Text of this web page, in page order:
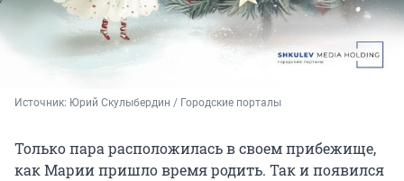
Источник: Юрий Скулыбердин / Городские порталы
Только пара расположилась в своем прибежище,
как Марии пришло время родить. Так и появился